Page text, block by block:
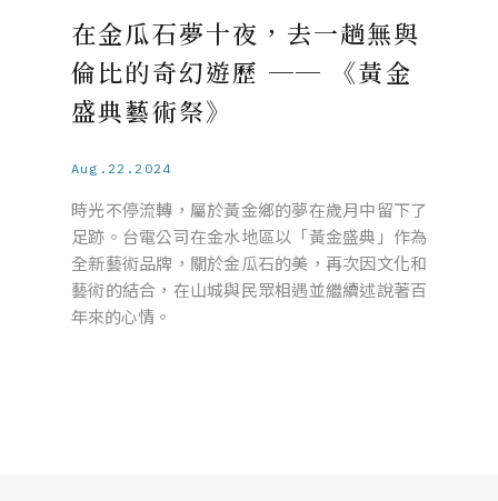
在金瓜石夢十夜，去一趟無與
倫比的奇幻遊歷 ── 《黃金
盛典藝術祭》
Aug.22.2024
時光不停流轉，屬於黃金鄉的夢在歲月中留下了
足跡。台電公司在金水地區以「黃金盛典」作為
全新藝術品牌，關於金瓜石的美，再次因文化和
藝術的結合，在山城與民眾相遇並繼續述說著百
年來的心情。